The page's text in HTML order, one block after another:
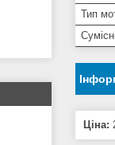
Тип
Ціна: